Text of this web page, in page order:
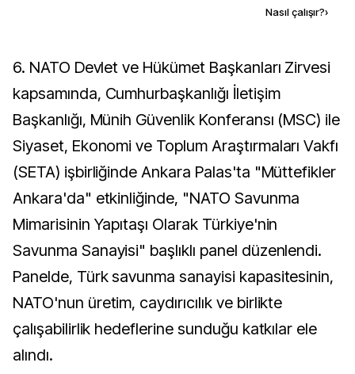
Nasıl çalışır?›
6.⁠ ⁠NATO Devlet ve Hükümet Başkanları Zirvesi
kapsamında, Cumhurbaşkanlığı İletişim
Başkanlığı, Münih Güvenlik Konferansı (MSC) ile
Siyaset, Ekonomi ve Toplum Araştırmaları Vakfı
(SETA) işbirliğinde Ankara Palas'ta "Müttefikler
Ankara'da" etkinliğinde, "NATO Savunma
Mimarisinin Yapıtaşı Olarak Türkiye'nin
Savunma Sanayisi" başlıklı panel düzenlendi.
Panelde, Türk savunma sanayisi kapasitesinin,
NATO'nun üretim, caydırıcılık ve birlikte
çalışabilirlik hedeflerine sunduğu katkılar ele
alındı.